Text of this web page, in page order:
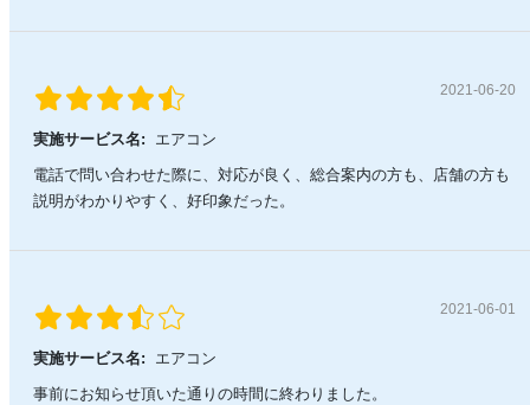
2021-06-20
実施サービス名:
エアコン
電話で問い合わせた際に、対応が良く、総合案内の方も、店舗の方も
説明がわかりやすく、好印象だった。
2021-06-01
実施サービス名:
エアコン
事前にお知らせ頂いた通りの時間に終わりました。